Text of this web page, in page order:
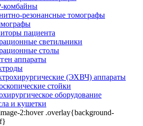
резонансные томографы
пациента
светильники
столы
аппараты
(ЭХВЧ) аппараты
стойки
оборудование
и кушетки
2:hover .overlay{background-